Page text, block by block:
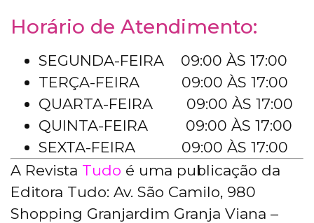
Horário de Atendimento:
SEGUNDA-FEIRA 09:00 ÀS 17:00
TERÇA-FEIRA 09:00 ÀS 17:00
QUARTA-FEIRA 09:00 ÀS 17:00
QUINTA-FEIRA 09:00 ÀS 17:00
SEXTA-FEIRA 09:00 ÀS 17:00
A Revista Tudo é uma publicação da
Editora Tudo: Av. São Camilo, 980
Shopping Granjardim Granja Viana –